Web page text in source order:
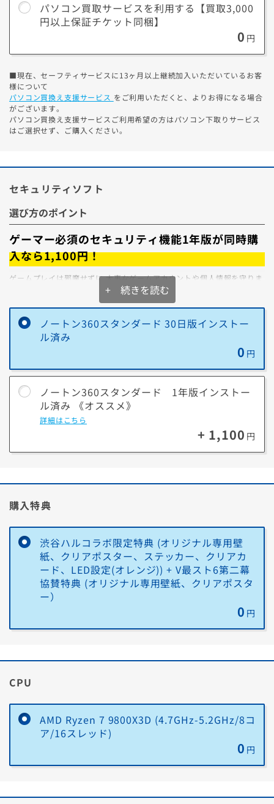
パソコン買取サービスについて
購入後に同梱の買取チケットを使って、店頭に持ち込
できるだけ 高額な買取
を希望の方にオススメ
「3のつく日」を併用なら、更に買取価格5%アップ！
詳細はこちら
※1.電源が入らないなど正常に動作しないPCは下取りサービスを
※2.買取チケットをご利用いただくことで、買取価格3,000円以上
を保証いたします。
※3.セーフティサービスに13ヶ月以上継続加入中のお客様はパソ
コン買換え支援サービスを併用で、よりお得になる場合がござい
ます。ご希望の方は、本項目では買取サービスをご選択いただ
買取と下取りの違いを詳しく見る
額になる可能性
あり）
受け取り
お支払いしま
込)
手間
りキットで不要PCを
送るだけ
WEBで買取依頼
が必要です
パソコン買取サービスを利用する【買取3,000
円以上保証チケット同梱】
0 円
■現在、セーフティサービスに13ヶ月以上継続加入いただいているお客
様について
パソコン買換え支援サービス をご利用いただくと、よりお得になる場合
がございます。
パソコン買換え支援サービスご利用希望の方はパソコン下取りサービス
はご選択せず、ご購入ください。
セキュリティソフト
選び方のポイント
ゲーマー必須のセキュリティ機能1年版が同時購
入なら1,100円！
ゲームプレイは邪魔せずに 大事なゲームアカウントや個人情報を守りま
ゲーマー特有の悩みもノートン™ 360なら解決できます。
パソコンと同時購入なら
お得でインストール作業も不要！
ノートン360
通常版
（ダウンロード版）
※価格は2025年10月現在です。更新される可能性があります。最新情
報はノートン公式サイトをご確認ください。
■おすすめポイント
ー」
② フィッシング詐欺からゲームアカウントを守る「フィッシング詐欺
対策と脆弱性保護」
③ 悪意のあるMODや非公式ツールによるマルウェア感染リスクから
PCを保護する「リアルタイム保護」
④ DDoS攻撃などオンラインゲームプレイ中の脅威を防ぐ「スマート
ファイアウォール」「セキュア VPN」
■主な機能
ウイルス対策
既知および未知のウイルスからPCを保護し、大切なデータやプライバシ
+ 続きを読む
ノートン360スタンダード 30日版インストー
ル済み
0 円
ノートン360スタンダード 1年版インストー
ル済み 《オススメ》
詳細はこちら
+ 1,100 円
購入特典
渋谷ハルコラボ限定特典 (オリジナル専用壁
紙、クリアポスター、ステッカー、クリアカ
ード、LED設定(オレンジ)) + V最スト6第二幕
協賛特典 (オリジナル専用壁紙、クリアポスタ
ー）
0 円
CPU
AMD Ryzen 7 9800X3D (4.7GHz-5.2GHz/8コ
ア/16スレッド)
0 円